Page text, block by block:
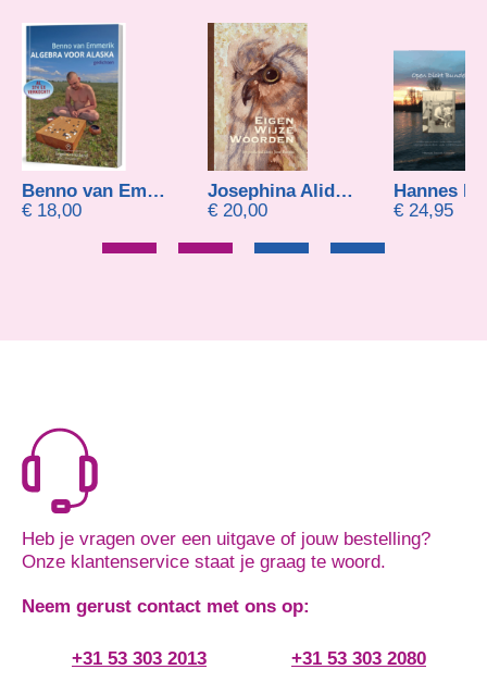
Benno van Emmerik
€ 18,00
Josephina Alida Bosma
€ 20,00 € 24,95
Heb je vragen over een uitgave of jouw bestelling?
Onze klantenservice staat je graag te woord.
Neem gerust contact met ons op:
+31 53 303 2013 +31 53 303 2080